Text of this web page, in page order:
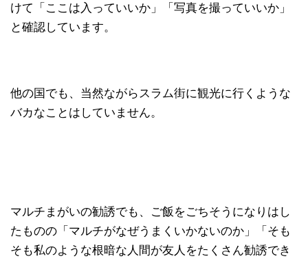
けて「ここは入っていいか」「写真を撮っていいか」
と確認しています。
他の国でも、当然ながらスラム街に観光に行くような
バカなことはしていません。
マルチまがいの勧誘でも、ご飯をごちそうになりはし
たものの「マルチがなぜうまくいかないのか」「そも
そも私のような根暗な人間が友人をたくさん勧誘でき